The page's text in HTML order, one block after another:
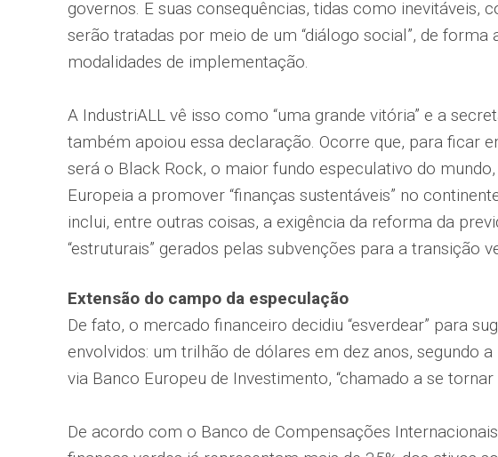
governos. E suas consequências, tidas como inevitáveis,
serão tratadas por meio de um “diálogo social”, de forma
modalidades de implementação.
A IndustriALL vê isso como “uma grande vitória” e a
também apoiou essa declaração. Ocorre que, para ficar
será o Black Rock, o maior fundo especulativo do
Europeia a promover “finanças sustentáveis” no
inclui, entre outras coisas, a exigência da reforma da
“estruturais” gerados pelas subvenções para a transição
Extensão do campo da especulação
De fato, o mercado financeiro decidiu “esverdear” para
envolvidos: um trilhão de dólares em dez anos, segundo
via Banco Europeu de Investimento, “chamado a se
De acordo com o Banco de Compensações